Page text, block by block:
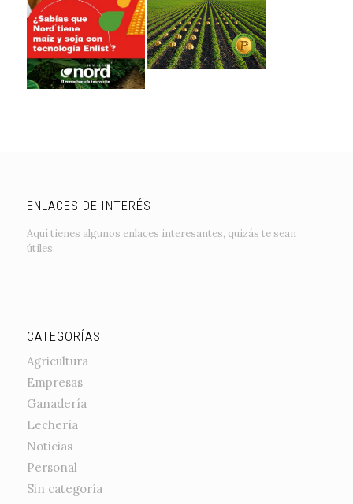
ENLACES DE INTERÉS
Aquí tienes algunos enlaces interesantes, quizás te sean
útiles.
CATEGORÍAS
Agricultura
Empresas
Ganadería
Lechería
Noticias
Personal
Sin categoría